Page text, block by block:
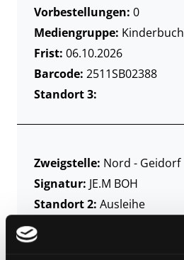
Vorbestellungen: 0
Mediengruppe: Kinderbuch
Frist: 06.10.2026
Barcode: 2511SB02388
Standort 3:
Zweigstelle: Nord - Geidorf
Signatur: JE.M BOH
Standort 2: Ausleihe
Status:
Vorbestellungen: